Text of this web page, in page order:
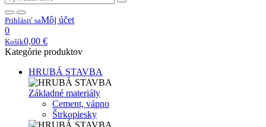
Prihlásiť saMôj účet
0
Košík0,00 €
Kategórie produktov
HRUBÁ STAVBA
Základné materiály
Cement, vápno
Štrkopiesky